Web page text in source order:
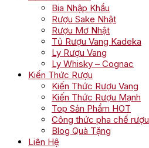
Bia Nhập Khẩu
Rượu Sake Nhật
Rượu Mơ Nhật
Tủ Rượu Vang Kadeka
Ly Rượu Vang
Ly Whisky – Cognac
Kiến Thức Rượu
Kiến Thức Rượu Vang
Kiến Thức Rượu Mạnh
Top Sản Phẩm HOT
Công thức pha chế rượu
Blog Quà Tặng
Liên Hệ